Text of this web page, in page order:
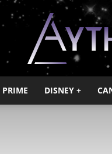
DISNEY +